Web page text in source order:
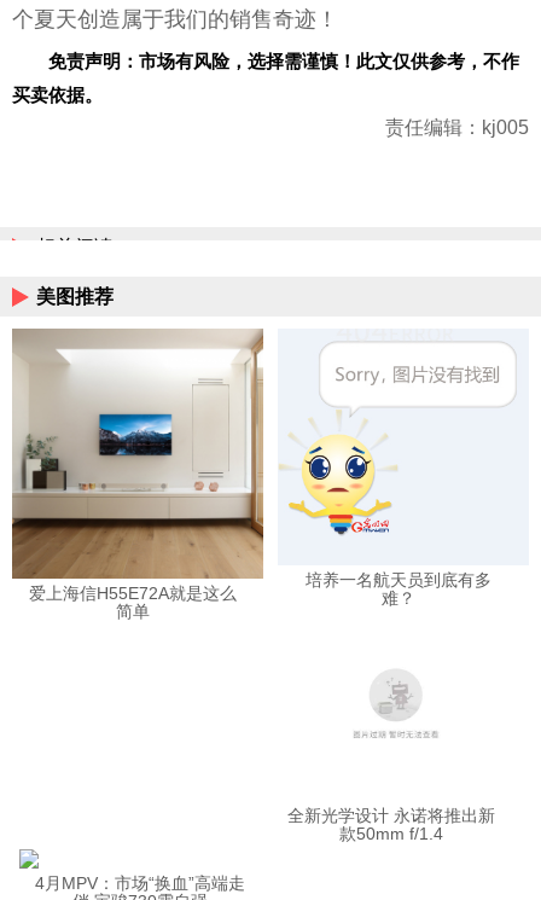
个夏天创造属于我们的销售奇迹！
免责声明：市场有风险，选择需谨慎！此文仅供参考，不作
买卖依据。
责任编辑：kj005
相关阅读
美图推荐
爱上海信H55E72A就是这么
简单
培养一名航天员到底有多
难？
全新光学设计 永诺将推出新
款50mm f/1.4
4月MPV：市场“换血”高端走